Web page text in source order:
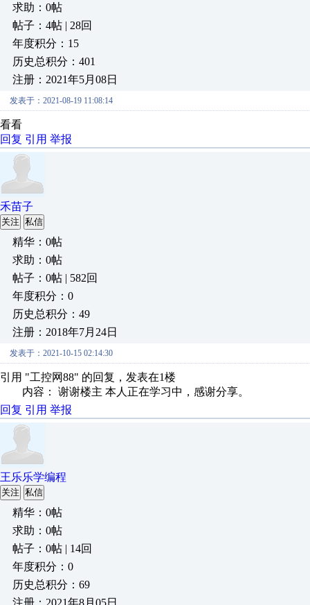
求助：0帖
帖子：4帖 | 28回
年度积分：15
历史总积分：401
注册：2021年5月08日
发表于：2021-08-19 11:08:14
看看
回复 引用 举报
禾苗子
关注 私信
精华：0帖
求助：0帖
帖子：0帖 | 582回
年度积分：0
历史总积分：49
注册：2018年7月24日
发表于：2021-10-15 02:14:30
引用 "工控网88" 的回复，发表在1楼
内容： 谢谢楼主 本人正在学习中，感谢分享。
回复 引用 举报
王乐乐学编程
关注 私信
精华：0帖
求助：0帖
帖子：0帖 | 14回
年度积分：0
历史总积分：69
注册：2021年8月05日